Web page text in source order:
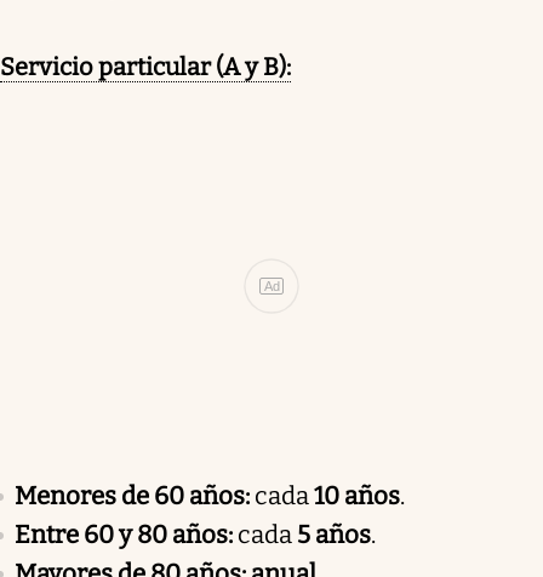
Servicio particular (A y B):
Ad
Menores de 60 años: cada 10 años.
Entre 60 y 80 años: cada 5 años.